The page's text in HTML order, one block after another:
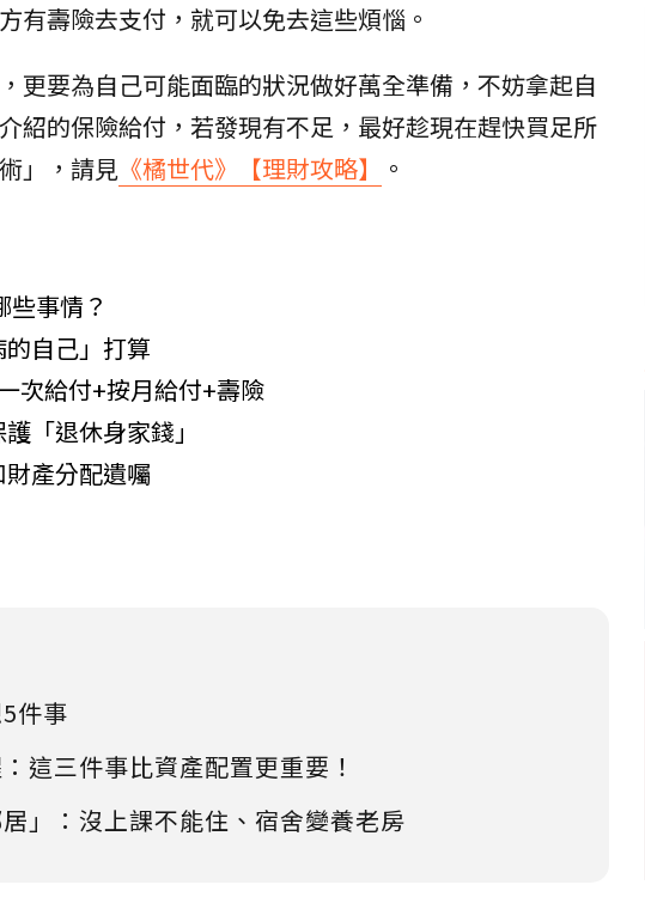
有壽險去支付，就可以免去這些煩惱。
更要為自己可能面臨的狀況做好萬全準備，不妨拿起自
紹的保險給付，若發現有不足，最好趁現在趕快買足所
」，請見 《橘世代》【理財攻略】 。
事情？
自己」打算
次給付+按月給付+壽險
「退休身家錢」
產分配遺囑
件事
這三件事比資產配置更重要！
」：沒上課不能住、宿舍變養老房